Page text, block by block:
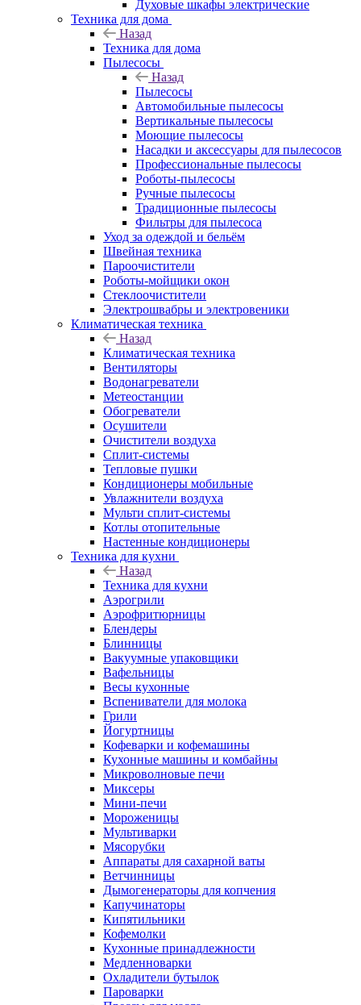
Духовые шкафы электрические
Техника для дома
Назад
Техника для дома
Пылесосы
Назад
Пылесосы
Автомобильные пылесосы
Вертикальные пылесосы
Моющие пылесосы
Насадки и аксессуары для пылесосов
Профессиональные пылесосы
Роботы-пылесосы
Ручные пылесосы
Традиционные пылесосы
Фильтры для пылесоса
Уход за одеждой и бельём
Швейная техника
Пароочистители
Роботы-мойщики окон
Стеклоочистители
Электрошвабры и электровеники
Климатическая техника
Назад
Климатическая техника
Вентиляторы
Водонагреватели
Метеостанции
Обогреватели
Осушители
Очистители воздуха
Сплит-системы
Тепловые пушки
Кондиционеры мобильные
Увлажнители воздуха
Мульти сплит-системы
Котлы отопительные
Настенные кондиционеры
Техника для кухни
Назад
Техника для кухни
Аэрогрили
Аэрофритюрницы
Блендеры
Блинницы
Вакуумные упаковщики
Вафельницы
Весы кухонные
Вспениватели для молока
Грили
Йогуртницы
Кофеварки и кофемашины
Кухонные машины и комбайны
Микроволновые печи
Миксеры
Мини-печи
Мороженицы
Мультиварки
Мясорубки
Аппараты для сахарной ваты
Ветчинницы
Дымогенераторы для копчения
Капучинаторы
Кипятильники
Кофемолки
Кухонные принадлежности
Медленноварки
Охладители бутылок
Пароварки